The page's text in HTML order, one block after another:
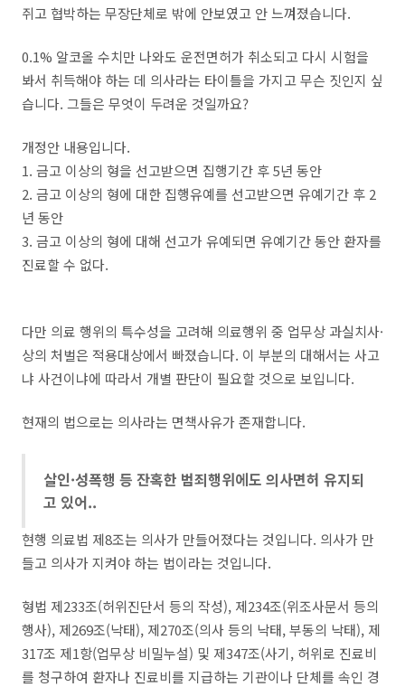
쥐고 협박하는 무장단체로 밖에 안보였고 안 느껴졌습니다.
0.1% 알코올 수치만 나와도 운전면허가 취소되고 다시 시험을
봐서 취득해야 하는 데 의사라는 타이틀을 가지고 무슨 짓인지 싶
습니다. 그들은 무엇이 두려운 것일까요?
개정안 내용입니다.
1. 금고 이상의 형을 선고받으면 집행기간 후 5년 동안
2. 금고 이상의 형에 대한 집행유예를 선고받으면 유예기간 후 2
년 동안
3. 금고 이상의 형에 대해 선고가 유예되면 유예기간 동안 환자를
진료할 수 없다.
다만 의료 행위의 특수성을 고려해 의료행위 중 업무상 과실치사·
상의 처벌은 적용대상에서 빠졌습니다. 이 부분의 대해서는 사고
냐 사건이냐에 따라서 개별 판단이 필요할 것으로 보입니다.
현재의 법으로는 의사라는 면책사유가 존재합니다.
살인·성폭행 등 잔혹한 범죄행위에도 의사면허 유지되
고 있어..
현행 의료법 제8조는 의사가 만들어졌다는 것입니다. 의사가 만
들고 의사가 지켜야 하는 법이라는 것입니다.
형법 제233조(허위진단서 등의 작성), 제234조(위조사문서 등의
행사), 제269조(낙태), 제270조(의사 등의 낙태, 부동의 낙태), 제
317조 제1항(업무상 비밀누설) 및 제347조(사기, 허위로 진료비
를 청구하여 환자나 진료비를 지급하는 기관이나 단체를 속인 경